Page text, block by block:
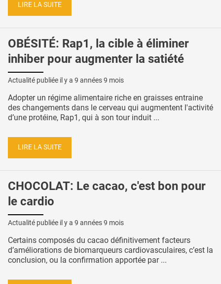
LIRE LA SUITE
OBÉSITÉ: Rap1, la cible à éliminer
inhiber pour augmenter la satiété
Actualité publiée il y a 9 années 9 mois
Adopter un régime alimentaire riche en graisses entraine
des changements dans le cerveau qui augmentent l'activité
d’une protéine, Rap1, qui à son tour induit ...
LIRE LA SUITE
CHOCOLAT: Le cacao, c'est bon pour
le cardio
Actualité publiée il y a 9 années 9 mois
Certains composés du cacao définitivement facteurs
d’améliorations de biomarqueurs cardiovasculaires, c’est la
conclusion, ou la confirmation apportée par ...